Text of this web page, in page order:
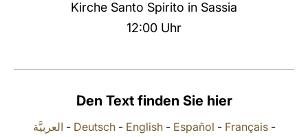
العربيّة
Kirche Santo Spirito in Sassia
12:00 Uhr
Den Text finden Sie hier
العربيَّة - Deutsch- English- Español - Français-